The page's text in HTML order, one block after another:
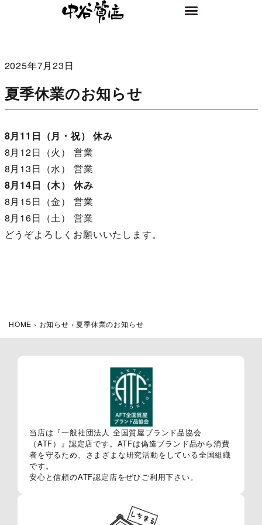
2025年7月23日
夏季休業のお知らせ
8月11日（月・祝） 休み
8月12日（火） 営業
8月13日（水） 営業
8月14日（木） 休み
8月15日（金） 営業
8月16日（土） 営業
どうぞよろしくお願いいたします。
HOME › お知らせ › 夏季休業のお知らせ
当店は『一般社団法人 全国質屋ブランド品協会
（ATF）』認定店です。ATFは偽造ブランド品から消費
者を守るため、さまざまな研究活動をしている全国組織
です。
安心と信頼のATF認定店をぜひご利用下さい。